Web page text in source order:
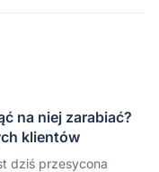
na niej zarabiać?
klientów
dziś przesycona